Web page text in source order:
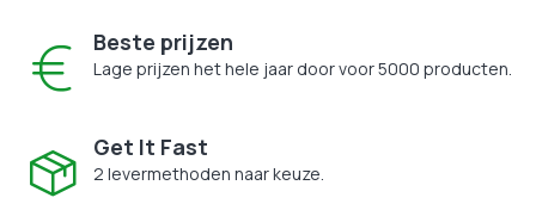
Beste prijzen
Lage prijzen het hele jaar door voor 5000 producten.
Get It Fast
2 levermethoden naar keuze.